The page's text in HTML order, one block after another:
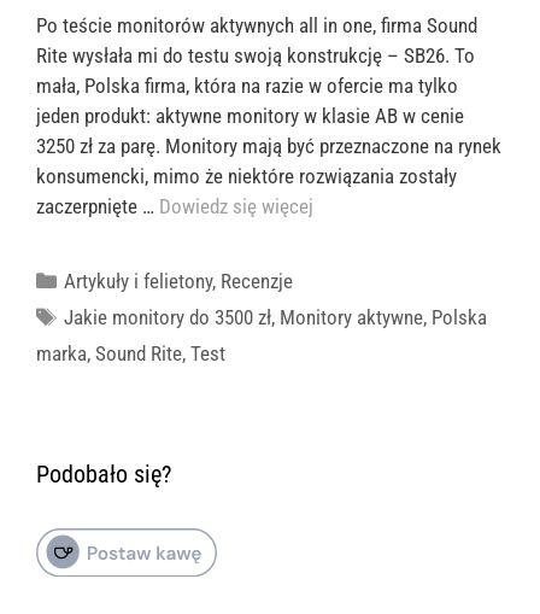
Po teście monitorów aktywnych all in one, firma Sound
Rite wysłała mi do testu swoją konstrukcję – SB26. To
mała, Polska firma, która na razie w ofercie ma tylko
jeden produkt: aktywne monitory w klasie AB w cenie
3250 zł za parę. Monitory mają być przeznaczone na rynek
konsumencki, mimo że niektóre rozwiązania zostały
zaczerpnięte … Dowiedz się więcej
Kategorie
Artykuły i felietony, Recenzje
Tagi
Jakie monitory do 3500 zł, Monitory aktywne, Polska
marka, Sound Rite, Test
Podobało się?